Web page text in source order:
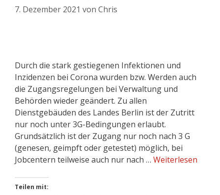
7. Dezember 2021 von Chris
Durch die stark gestiegenen Infektionen und
Inzidenzen bei Corona wurden bzw. Werden auch
die Zugangsregelungen bei Verwaltung und
Behörden wieder geändert. Zu allen
Dienstgebäuden des Landes Berlin ist der Zutritt
nur noch unter 3G-Bedingungen erlaubt.
Grundsätzlich ist der Zugang nur noch nach 3 G
(genesen, geimpft oder getestet) möglich, bei
Jobcentern teilweise auch nur nach … Weiterlesen
Teilen mit: